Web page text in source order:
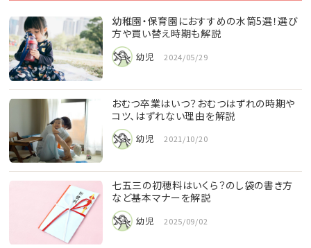
幼稚園・保育園におすすめの水筒5選！選び
方や買い替え時期も解説
幼児 2024/05/29
おむつ卒業はいつ？おむつはずれの時期や
コツ、はずれない理由を解説
幼児 2021/10/20
七五三の初穂料はいくら？のし袋の書き方
など基本マナーを解説
幼児 2025/09/02